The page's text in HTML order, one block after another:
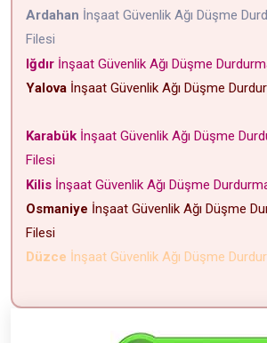
Ardahan İnşaat Güvenlik Ağı Düşme
Filesi
Iğdır İnşaat Güvenlik Ağı Düşme
Yalova İnşaat Güvenlik Ağı Düşme
Karabük İnşaat Güvenlik Ağı Düşme
Filesi
Kilis İnşaat Güvenlik Ağı Düşme
Osmaniye İnşaat Güvenlik Ağı Düşme
Filesi
Düzce İnşaat Güvenlik Ağı Düşme